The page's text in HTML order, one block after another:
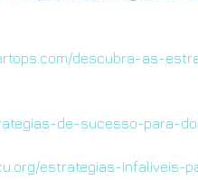
descubra-as-
de-sucesso-para-
estrategias-